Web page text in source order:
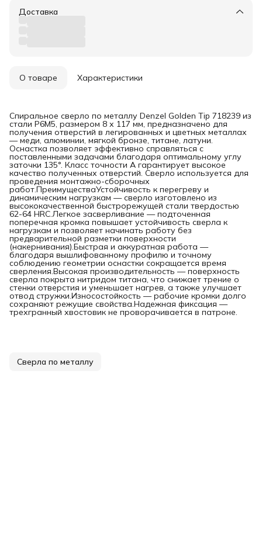
Доставка
О товаре Характеристики
Спиральное сверло по металлу Denzel Golden Tip 718239 из
стали P6M5, размером 8 х 117 мм, предназначено для
получения отверстий в легированных и цветных металлах
— меди, алюминии, мягкой бронзе, титане, латуни.
Оснастка позволяет эффективно справляться с
поставленными задачами благодаря оптимальному углу
заточки 135°. Класс точности A гарантирует высокое
качество полученных отверстий. Сверло используется для
проведения монтажно-сборочных
работ.ПреимуществаУстойчивость к перегреву и
динамическим нагрузкам — сверло изготовлено из
высококачественной быстрорежущей стали твердостью
62-64 HRC.Легкое засверливание — подточенная
поперечная кромка повышает устойчивость сверла к
нагрузкам и позволяет начинать работу без
предварительной разметки поверхности
(накернивания).Быстрая и аккуратная работа —
благодаря вышлифованному профилю и точному
соблюдению геометрии оснастки сокращается время
сверления.Высокая производительность — поверхность
сверла покрыта нитридом титана, что снижает трение о
стенки отверстия и уменьшает нагрев, а также улучшает
отвод стружки.Износостойкость — рабочие кромки долго
сохраняют режущие свойства.Надежная фиксация —
трехгранный хвостовик не проворачивается в патроне.
Сверла по металлу